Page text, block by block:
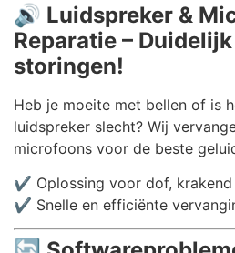
🔊 Luidspreker &
Reparatie –
storingen!
Heb je moeite met bellen of is
luidspreker slecht? Wij
microfoons voor de beste
✔️ Oplossing voor dof,
✔️ Snelle en efficiënte